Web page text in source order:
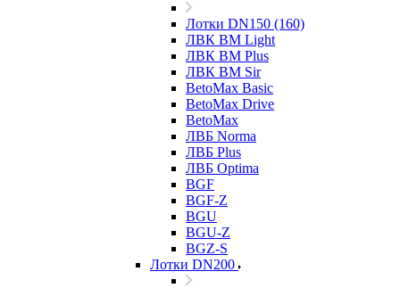
Лотки DN150 (160)
ЛВК ВМ Light
ЛВК ВМ Plus
ЛВК ВМ Sir
BetoMax Basic
BetoMax Drive
BetoMax
ЛВБ Norma
ЛВБ Plus
ЛВБ Optima
BGF
BGF-Z
BGU
BGU-Z
BGZ-S
Лотки DN200